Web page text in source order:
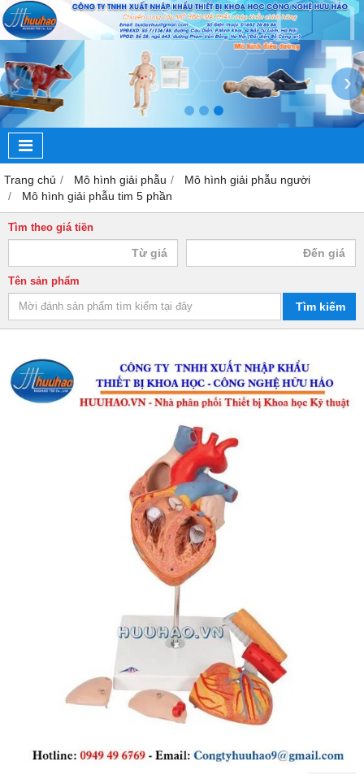
‹ ›
Trang chủ Mô hình giải phẫu
Mô hình giải phẫu người
Mô hình giải phẫu tim 5 phần
Tìm theo giá tiền
Tên sản phẩm
Tìm kiếm